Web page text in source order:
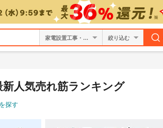
絞り込む
人気売れ筋ランキング
探す